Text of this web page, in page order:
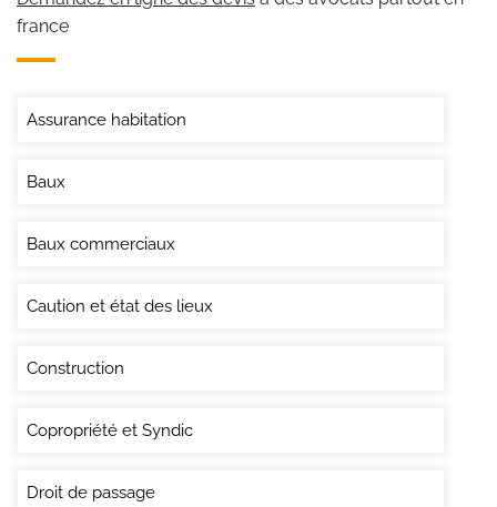
france
Assurance habitation
Baux
Baux commerciaux
Caution et état des lieux
Construction
Copropriété et Syndic
Droit de passage